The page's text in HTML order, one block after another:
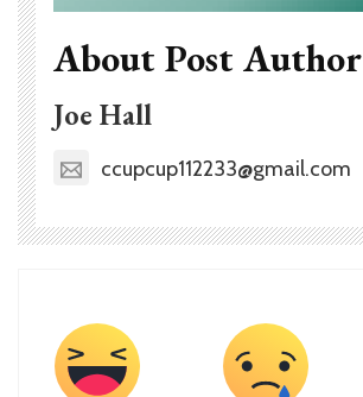
About Post Author
Joe Hall
ccupcup112233@gmail.com